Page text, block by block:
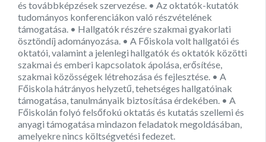
és továbbképzések szervezése. • Az oktatók-kutatók
tudományos konferenciákon való részvételének
támogatása. • Hallgatók részére szakmai gyakorlati
ösztöndíj adományozása. • A Főiskola volt hallgatói és
oktatói, valamint a jelenlegi hallgatók és oktatók közötti
szakmai és emberi kapcsolatok ápolása, erősítése,
szakmai közösségek létrehozása és fejlesztése. • A
Főiskola hátrányos helyzetű, tehetséges hallgatóinak
támogatása, tanulmányaik biztosítása érdekében. • A
Főiskolán folyó felsőfokú oktatás és kutatás szellemi és
anyagi támogatása mindazon feladatok megoldásában,
amelyekre nincs költségvetési fedezet.